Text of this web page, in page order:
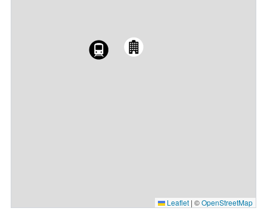
Leaflet | ©OpenStreetMap